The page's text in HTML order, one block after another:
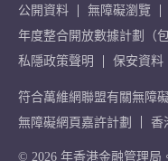
公開資料
無障礙瀏覽
年度整合開放數據計劃（
私隱政策聲明
保安資料
符合萬維網聯盟有關無障
無障礙網頁嘉許計劃
香
© 2026 年香港金融管理局